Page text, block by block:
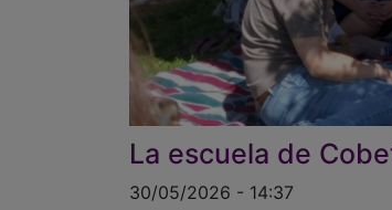
La escuela de
30/05/2026 - 14:37
ElCRA Río Arandillase
abiertas que atrajo a decenas